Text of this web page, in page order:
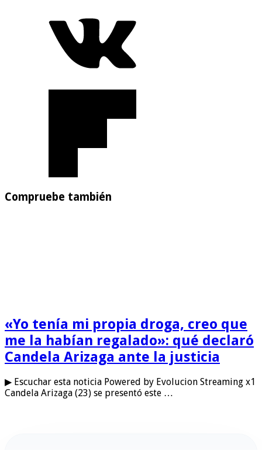
Compruebe también
«Yo tenía mi propia droga, creo que
me la habían regalado»: qué declaró
Candela Arizaga ante la justicia
▶ Escuchar esta noticia Powered by Evolucion Streaming x1
Candela Arizaga (23) se presentó este …